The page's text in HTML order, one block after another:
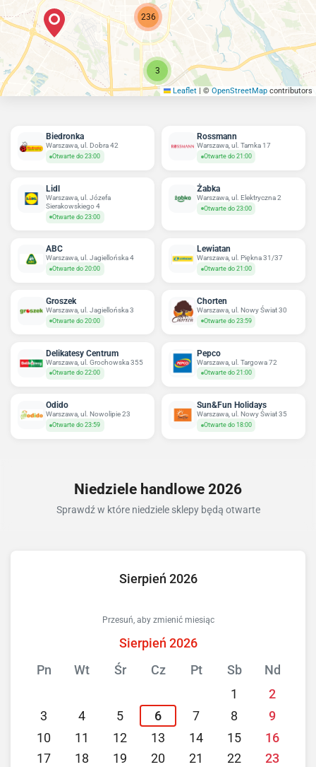
236
3
Leaflet | © OpenStreetMap contributors
Biedronka
Warszawa, ul. Dobra 42
Otwarte do 23:00
Rossmann
Warszawa, ul. Tamka 17
Otwarte do 21:00
Lidl
Warszawa, ul. Józefa
Sierakowskiego 4
Otwarte do 23:00
Żabka
Warszawa, ul. Elektryczna 2
Otwarte do 23:00
ABC
Warszawa, ul. Jagiellońska 4
Otwarte do 20:00
Lewiatan
Warszawa, ul. Piękna 31/37
Otwarte do 21:00
Groszek
Warszawa, ul. Jagiellońska 3
Otwarte do 20:00
Chorten
Warszawa, ul. Nowy Świat 30
Otwarte do 23:59
Delikatesy Centrum
Warszawa, ul. Grochowska 355
Otwarte do 22:00
Pepco
Warszawa, ul. Targowa 72
Otwarte do 21:00
Odido
Warszawa, ul. Nowolipie 23
Otwarte do 23:59
Sun&Fun Holidays
Warszawa, ul. Nowy Świat 35
Otwarte do 18:00
Niedziele handlowe 2026
Sprawdź w które niedziele sklepy będą otwarte
Sierpień 2026
Przesuń, aby zmienić miesiąc
Sierpień 2026
Pn
Wt Śr Cz Pt Sb
Nd
1
2
3
4 5 6 7 8
9
10
11 12 13 14 15
16
17
18 19 20 21 22
23